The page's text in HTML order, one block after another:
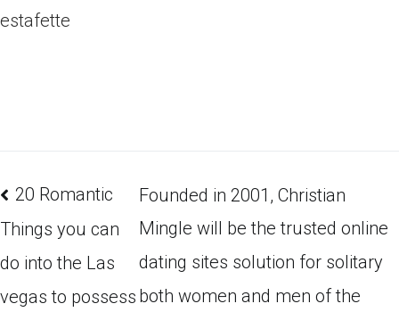
estafette
20 Romantic
Things you can
do into the Las
vegas to possess
Founded in 2001, Christian
Mingle will be the trusted online
dating sites solution for solitary
both women and men of the